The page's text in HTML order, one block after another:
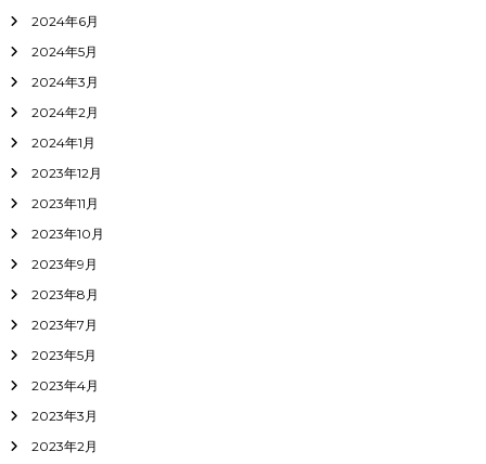
2024年6月
2024年5月
2024年3月
2024年2月
2024年1月
2023年12月
2023年11月
2023年10月
2023年9月
2023年8月
2023年7月
2023年5月
2023年4月
2023年3月
2023年2月